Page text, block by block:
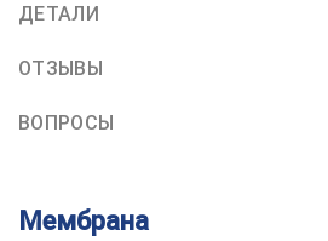
ДЕТАЛИ
ОТЗЫВЫ
ВОПРОСЫ
Мембрана